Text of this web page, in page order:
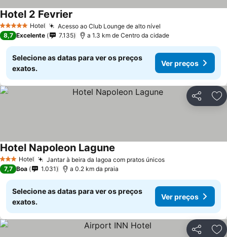
5 Estrelas Hotel Acesso ao Club Lounge de alto nível
Hotel 2 Fevrier
8,7 Excelente 7.135 a 1.3 km de Centro da cidade
Selecione as datas para ver os preços
exatos.
Ver preços
Partilhar
3 EstrelasHotel Jantar à beira da lagoa com pratos únicos
Hotel Napoleon Lagune
7,7 Boa 1.031 a 0.2 km da praia
Selecione as datas para ver os preços
exatos.
Ver preços
Partilhar